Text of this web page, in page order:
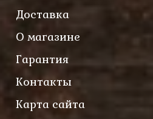
Доставка
О магазине
Гарантия
Контакты
Карта сайта